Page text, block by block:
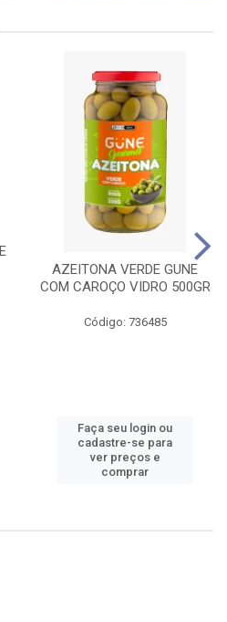
AZEITONA VERDE GUNE
COM CAROÇO VIDRO 500GR
Código: 736485
Faça seu login ou
cadastre-se para
ver preços e
comprar